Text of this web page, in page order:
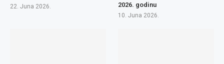
22. Juna 2026.
2026. godinu
10. Juna 2026.